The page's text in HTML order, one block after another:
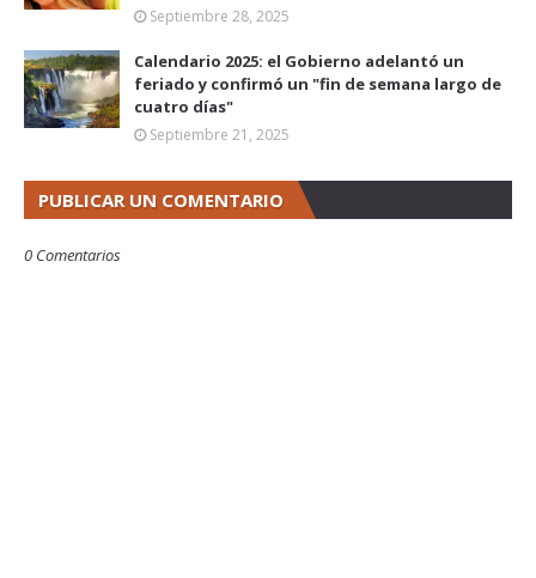
Septiembre 28, 2025
Calendario 2025: el Gobierno adelantó un
feriado y confirmó un "fin de semana largo de
cuatro días"
Septiembre 21, 2025
PUBLICAR UN COMENTARIO
0 Comentarios